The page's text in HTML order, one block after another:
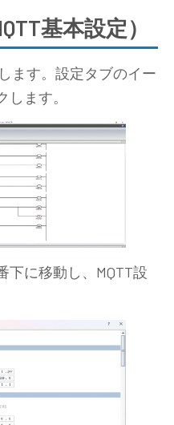
基本設定）
ます。設定タブのイー
ます。
下に移動し、MQTT設